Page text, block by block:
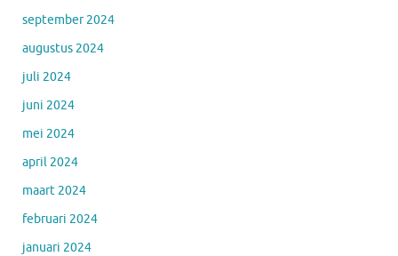
september 2024
augustus 2024
juli 2024
juni 2024
mei 2024
april 2024
maart 2024
februari 2024
januari 2024